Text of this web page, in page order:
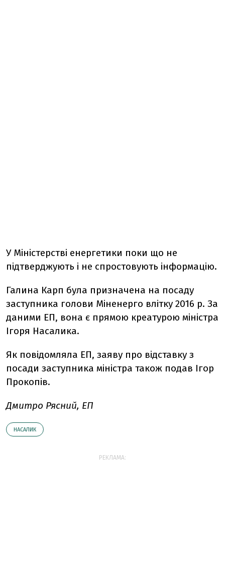
У Міністерстві енергетики поки що не
підтверджують і не спростовують інформацію.
Галина Карп була призначена на посаду
заступника голови Міненерго влітку 2016 р. За
даними ЕП, вона є прямою креатурою міністра
Ігоря Насалика.
Як повідомляла ЕП, заяву про відставку з
посади заступника міністра також подав Ігор
Прокопів.
Дмитро Рясний, ЕП
НАСАЛИК
РЕКЛАМА: